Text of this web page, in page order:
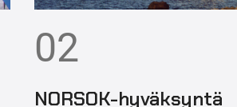
02
NORSOK-hyväksyntä